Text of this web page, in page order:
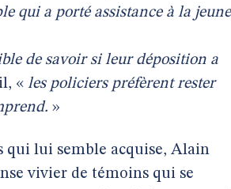
qui a porté assistance à la jeune
de savoir si leur déposition a
« les policiers préfèrent rester
»
qui lui semble acquise, Alain
vivier de témoins qui se